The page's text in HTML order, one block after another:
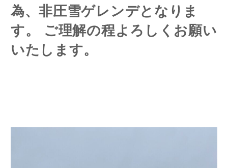
為、非圧雪ゲレンデとなりま
す。 ご理解の程よろしくお願い
いたします。